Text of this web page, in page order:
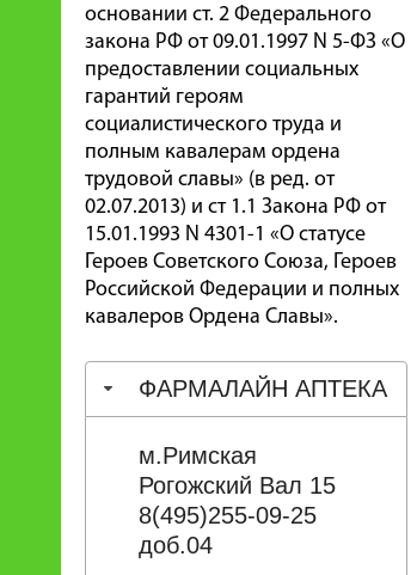
основании ст. 2 Федерального
закона РФ от 09.01.1997 N 5-ФЗ «О
предоставлении социальных
гарантий героям
социалистического труда и
полным кавалерам ордена
трудовой славы» (в ред. от
02.07.2013) и ст 1.1 Закона РФ от
15.01.1993 N 4301-1 «О статусе
Героев Советского Союза, Героев
Российской Федерации и полных
кавалеров Ордена Славы».
ФАРМАЛАЙН АПТЕКА
м.Римская
Рогожский Вал 15
8(495)255-09-25
доб.04